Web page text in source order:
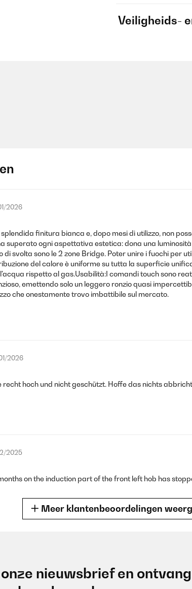
Veiligheids-
2026
finitura bianca e, dopo mesi di utilizzo, non
superato ogni aspettativa estetica: dona una
svolta sono le 2 zone Bridge. Poter unire i fuochi per
del calore è uniforme su tutta la superficie
rispetto al gas.Usabilità:I comandi touch sono
emettendo solo un leggero ronzio quasi
che onestamente trovo imbattibile sul mercato.
2026
hoch und nicht geschützt. Hoffe das nichts
2025
on the induction part of the front left hob has
Meer klantenbeoordelingen
nieuwsbrief en ontvang